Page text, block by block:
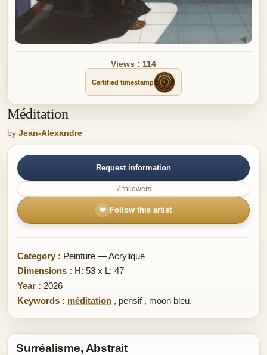
Views : 114
Certified timestamp
Méditation
by Jean-Alexandre
Request information
7 followers
❤ Follow this artist
Category : Peinture — Acrylique
Dimensions : H: 53 x L: 47
Year : 2026
Keywords : méditation , pensif, moon bleu.
Surréalisme, Abstrait